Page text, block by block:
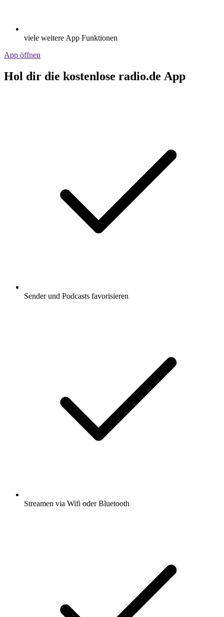
viele weitere App Funktionen
App öffnen
Hol dir die kostenlose radio.de App
Sender und Podcasts favorisieren
Streamen via Wifi oder Bluetooth